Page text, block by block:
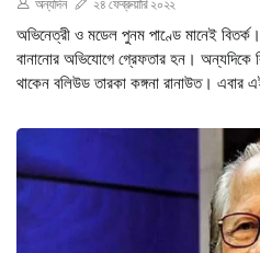
অন্যদিন ২৪ ফেব্রুয়ারি ২০২২
অভিনেত্রী ও মডেল পুনম পাণ্ডে মানেই
বানানোর অভিযোগে গ্রেফতার হন। অন্যদিকে
থাকেন বলিউড তারকা কঙ্গনা রানাউত।